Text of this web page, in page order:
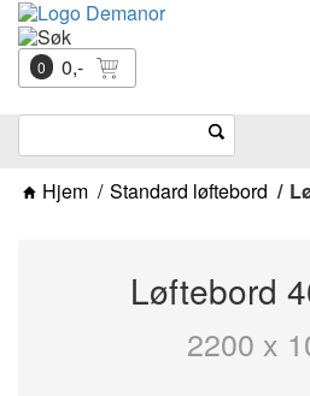
0
0,-
Hjem Standard løftebord
Løftebord
2200 x